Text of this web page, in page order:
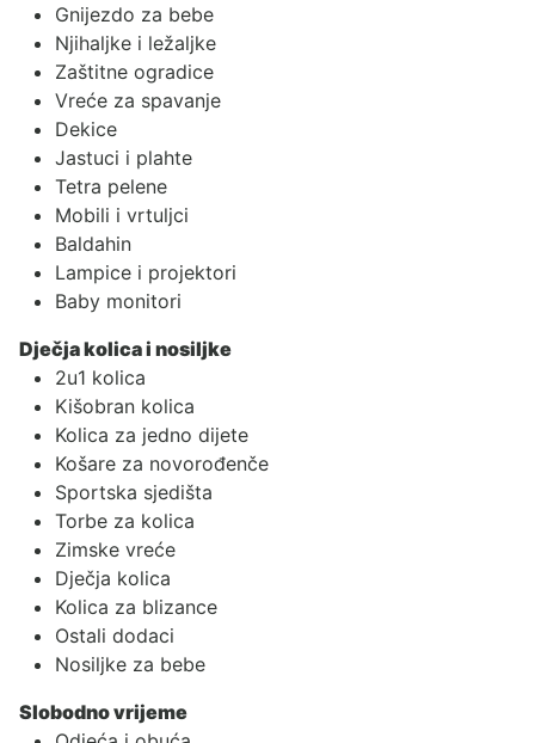
Gnijezdo za bebe
Njihaljke i ležaljke
Zaštitne ogradice
Vreće za spavanje
Dekice
Jastuci i plahte
Tetra pelene
Mobili i vrtuljci
Baldahin
Lampice i projektori
Baby monitori
Dječja kolica i nosiljke
2u1 kolica
Kišobran kolica
Kolica za jedno dijete
Košare za novorođenče
Sportska sjedišta
Torbe za kolica
Zimske vreće
Dječja kolica
Kolica za blizance
Ostali dodaci
Nosiljke za bebe
Slobodno vrijeme